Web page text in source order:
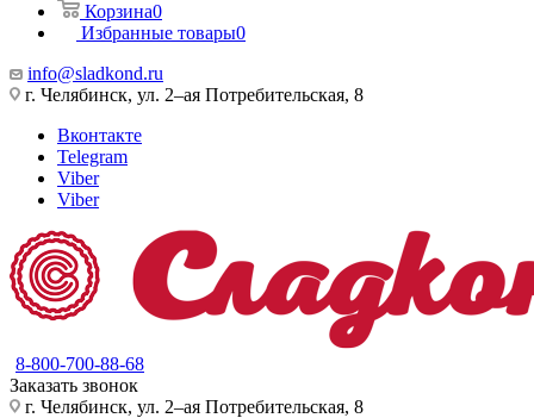
Корзина0
Избранные товары0
info@sladkond.ru
г. Челябинск, ул. 2–ая Потребительская, 8
Вконтакте
Telegram
Viber
Viber
8-800-700-88-68
Заказать звонок
г. Челябинск, ул. 2–ая Потребительская, 8